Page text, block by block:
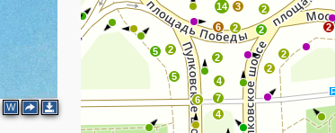
W
2
2
2
2
6 2
2
3
14
5
5
2
4
6 7
4
2